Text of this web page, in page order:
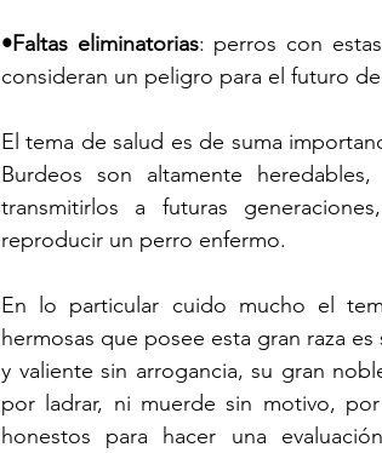
•Faltas eliminatorias: perros con
consideran un peligro para el futuro de
El tema de salud es de suma
Burdeos son altamente
transmitirlos a futuras
reproducir un perro enfermo.
En lo particular cuido mucho el
hermosas que posee esta gran raza
y valiente sin arrogancia, su gran
por ladrar, ni muerde sin motivo,
honestos para hacer una